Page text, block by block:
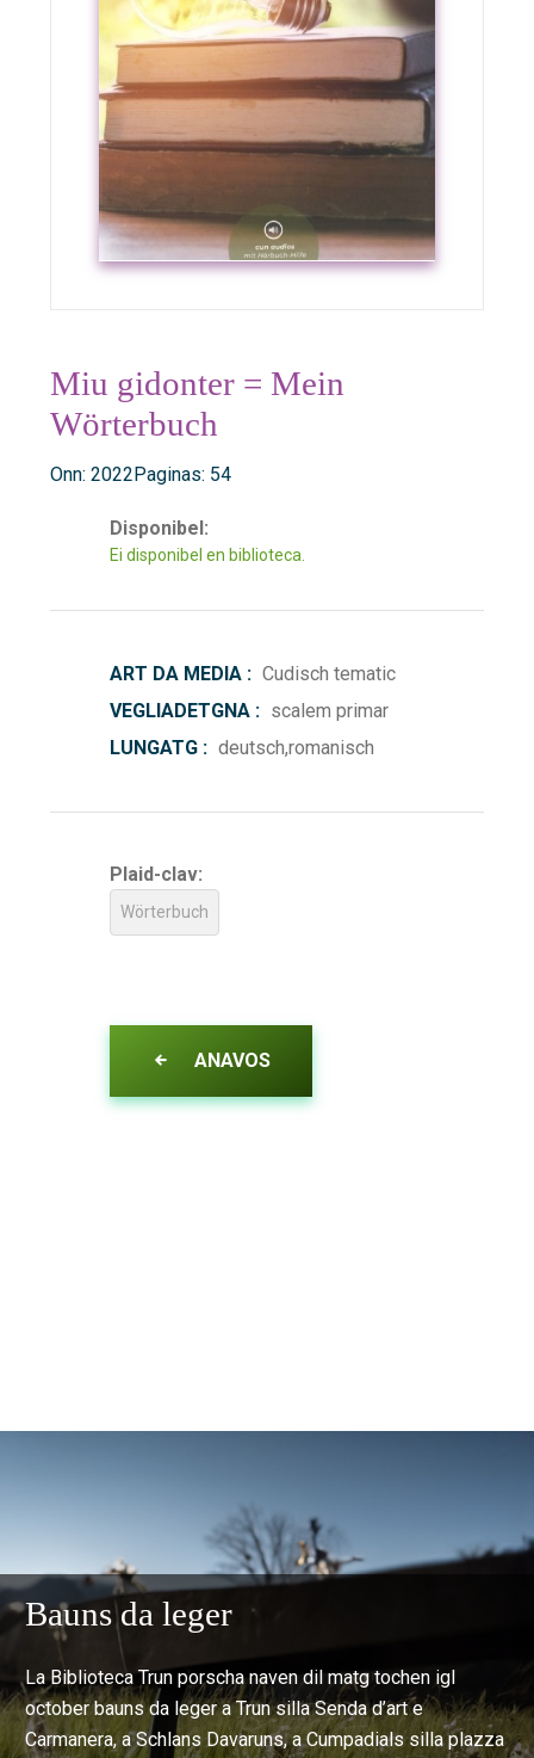
Miu gidonter = Mein
Wörterbuch
Onn: 2022Paginas: 54
Disponibel:
Ei disponibel en biblioteca.
ART DA MEDIA : Cudisch tematic
VEGLIADETGNA : scalem primar
LUNGATG : deutsch,romanisch
Plaid-clav:
Wörterbuch
ANAVOS
Bauns da leger
La Biblioteca Trun porscha naven dil matg tochen igl
october bauns da leger a Trun silla Senda d’art e
Carmanera, a Schlans Davaruns, a Cumpadials silla plazza